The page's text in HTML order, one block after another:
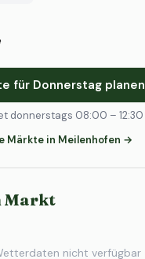
für Donnerstag planen
donnerstags 08:00 – 12:30
Märkte in Meilenhofen →
Markt
nicht verfügbar